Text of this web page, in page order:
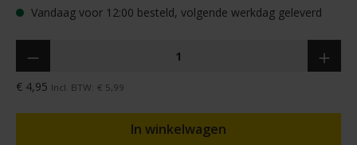
Vandaag voor 12:00 besteld, volgende werkdag geleverd
€ 4,95 Incl. BTW: € 5,99
In winkelwagen